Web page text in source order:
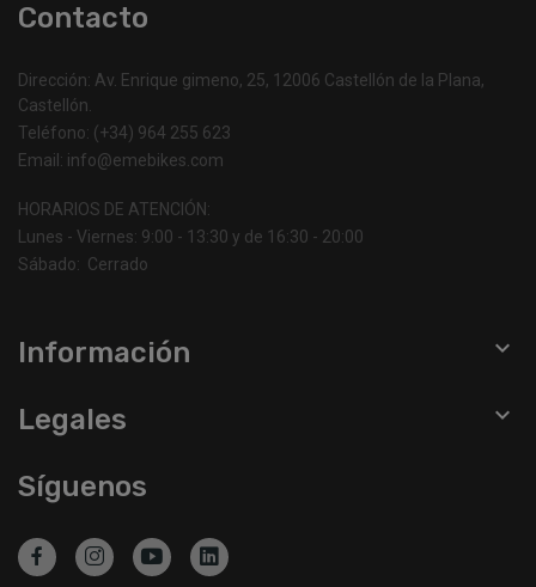
Contacto
Dirección: Av. Enrique gimeno, 25, 12006 Castellón de la Plana,
Castellón.
Teléfono: (+34) 964 255 623
Email: info@emebikes.com
HORARIOS DE ATENCIÓN:
Lunes - Viernes: 9:00 - 13:30 y de 16:30 - 20:00
Sábado: Cerrado
Información 
Legales 
Síguenos